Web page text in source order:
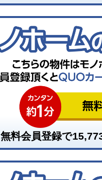
無料会員登録で